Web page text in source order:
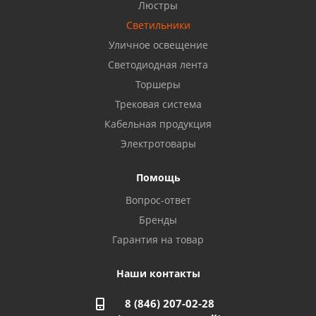
Бузулук, ул. Октябрьская, 24
Балаково, ул. Комарова, 55
Октябрьский, ул. Свердлова, 28
Азнакаево, ул. Булгар, 2. ТЦ "Акчарлак"
Стерлитамак, ул. Вокзальная, 13
Магнитогорск, ул. Труда, 14
Люстры
Светильники
Уличное освещение
Светодиодная лента
Торшеры
Трековая система
Кабельная продукция
Электротовары
Помощь
Вопрос-ответ
Бренды
Гарантия на товар
Наши контакты
8 (846) 207-02-28